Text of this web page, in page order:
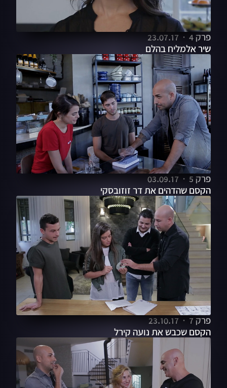
פרק 4
23.07.17
שיר אלמליח בהלם
פרק 5
03.09.17
הקסם שהדהים את דר זוזובסקי
פרק 7
23.10.17
הקסם שכבש את נועה קירל